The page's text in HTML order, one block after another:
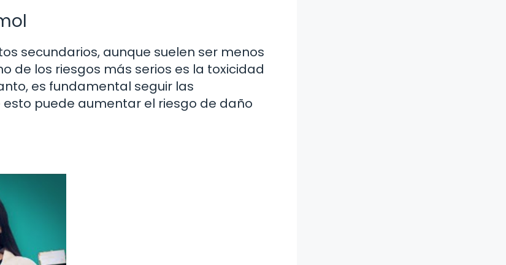
secundarios, aunque suelen ser menos
de los riesgos más serios es la toxicidad
es fundamental seguir las
puede aumentar el riesgo de daño